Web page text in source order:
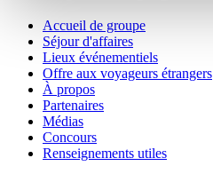
Accueil de groupe
Séjour d'affaires
Lieux événementiels
Offre aux voyageurs étrangers
À propos
Partenaires
Médias
Concours
Renseignements utiles